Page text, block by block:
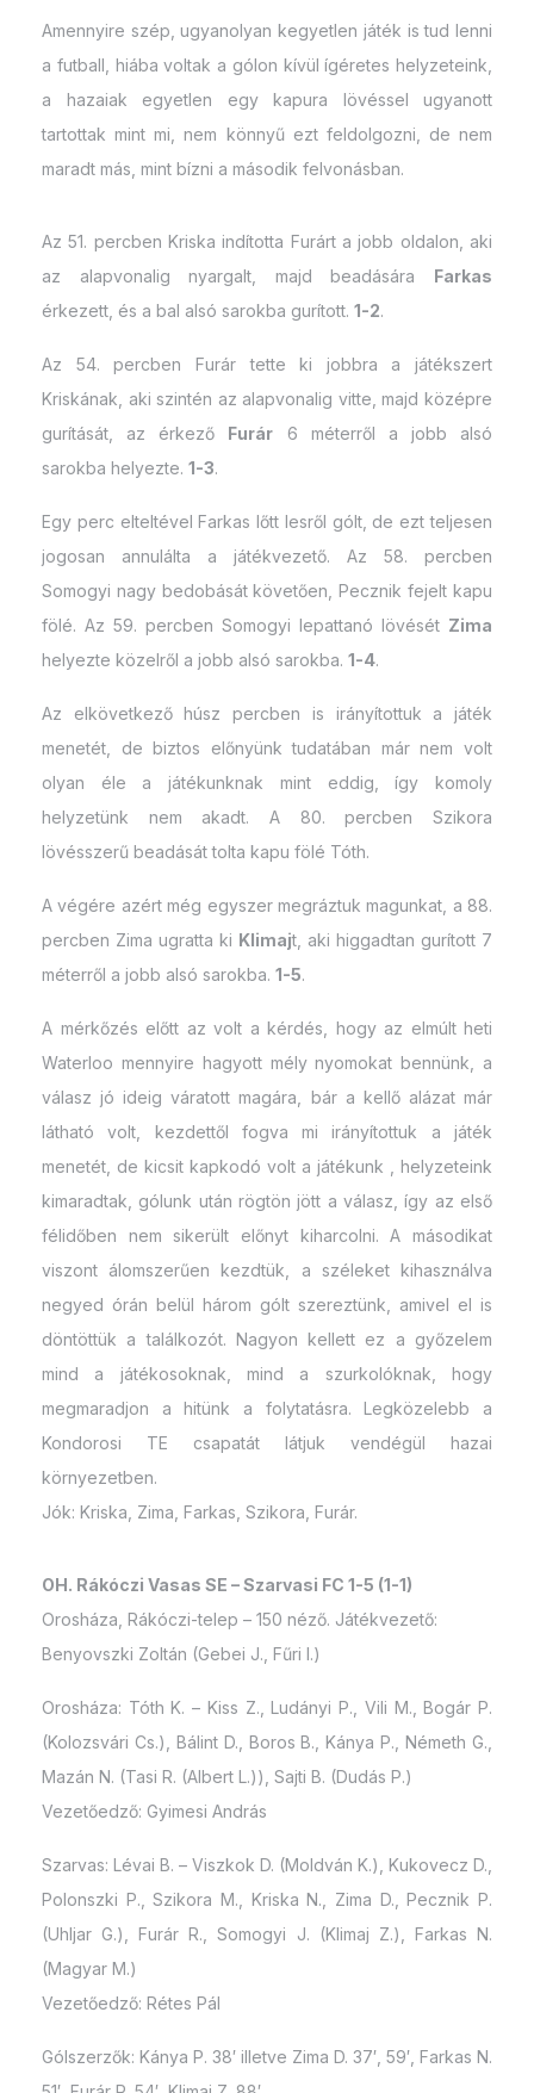
Amennyire szép, ugyanolyan kegyetlen játék is tud lenni
a futball, hiába voltak a gólon kívül ígéretes helyzeteink,
a hazaiak egyetlen egy kapura lövéssel ugyanott
tartottak mint mi, nem könnyű ezt feldolgozni, de nem
maradt más, mint bízni a második felvonásban.
Az 51. percben Kriska indította Furárt a jobb oldalon, aki
az alapvonalig nyargalt, majd beadására Farkas
érkezett, és a bal alsó sarokba gurított. 1-2.
Az 54. percben Furár tette ki jobbra a játékszert
Kriskának, aki szintén az alapvonalig vitte, majd középre
gurítását, az érkező Furár 6 méterről a jobb alsó
sarokba helyezte. 1-3.
Egy perc elteltével Farkas lőtt lesről gólt, de ezt teljesen
jogosan annulálta a játékvezető. Az 58. percben
Somogyi nagy bedobását követően, Pecznik fejelt kapu
fölé. Az 59. percben Somogyi lepattanó lövését Zima
helyezte közelről a jobb alsó sarokba. 1-4.
Az elkövetkező húsz percben is irányítottuk a játék
menetét, de biztos előnyünk tudatában már nem volt
olyan éle a játékunknak mint eddig, így komoly
helyzetünk nem akadt. A 80. percben Szikora
lövésszerű beadását tolta kapu fölé Tóth.
A végére azért még egyszer megráztuk magunkat, a 88.
percben Zima ugratta ki Klimajt, aki higgadtan gurított 7
méterről a jobb alsó sarokba. 1-5.
A mérkőzés előtt az volt a kérdés, hogy az elmúlt heti
Waterloo mennyire hagyott mély nyomokat bennünk, a
válasz jó ideig váratott magára, bár a kellő alázat már
látható volt, kezdettől fogva mi irányítottuk a játék
menetét, de kicsit kapkodó volt a játékunk , helyzeteink
kimaradtak, gólunk után rögtön jött a válasz, így az első
félidőben nem sikerült előnyt kiharcolni. A másodikat
viszont álomszerűen kezdtük, a széleket kihasználva
negyed órán belül három gólt szereztünk, amivel el is
döntöttük a találkozót. Nagyon kellett ez a győzelem
mind a játékosoknak, mind a szurkolóknak, hogy
megmaradjon a hitünk a folytatásra. Legközelebb a
Kondorosi TE csapatát látjuk vendégül hazai
környezetben.
Jók: Kriska, Zima, Farkas, Szikora, Furár.
OH. Rákóczi Vasas SE – Szarvasi FC 1-5 (1-1)
Orosháza, Rákóczi-telep – 150 néző. Játékvezető:
Benyovszki Zoltán (Gebei J., Fűri I.)
Orosháza: Tóth K. – Kiss Z., Ludányi P., Vili M., Bogár P.
(Kolozsvári Cs.), Bálint D., Boros B., Kánya P., Németh G.,
Mazán N. (Tasi R. (Albert L.)), Sajti B. (Dudás P.)
Vezetőedző: Gyimesi András
Szarvas: Lévai B. – Viszkok D. (Moldván K.), Kukovecz D.,
Polonszki P., Szikora M., Kriska N., Zima D., Pecznik P.
(Uhljar G.), Furár R., Somogyi J. (Klimaj Z.), Farkas N.
(Magyar M.)
Vezetőedző: Rétes Pál
Gólszerzők: Kánya P. 38′ illetve Zima D. 37′, 59′, Farkas N.